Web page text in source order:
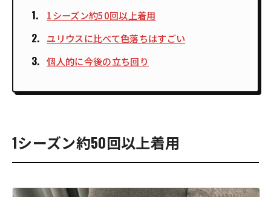
1シーズン約50回以上着用
ユリウスに比べて色落ちはすごい
個人的に今後の立ち回り
1シーズン約50回以上着用